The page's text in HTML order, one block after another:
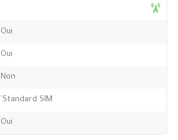
Oui
Oui
Non
`Standard SIM
Oui